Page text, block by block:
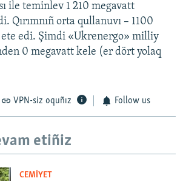
ile teminlev 1 210 megavatt
Qırımnıñ orta qullanuvı – 1100
ete edi. Şimdi «Ukrenergo» milliy
0 megavatt kele (er dört yolaq
VPN-siz oquñız Follow us
etiñiz
CEMİYET